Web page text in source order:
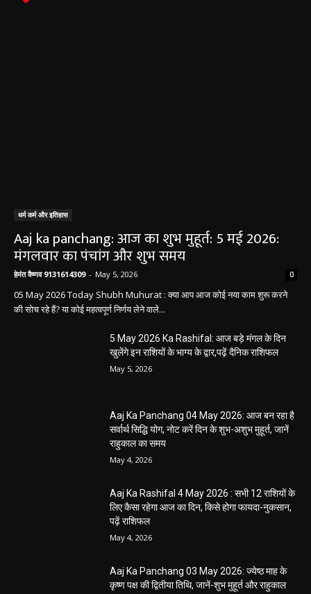
धर्म कर्म और इतिहास
Aaj ka panchang: आज का शुभ मुहूर्त: 5 मई 2026:
मंगलवार का पंचांग और शुभ समय
हेमंत वैष्णव 9131614309 - May 5, 2026 0
05 May 2026 Today Shubh Muhurat : क्या आप आज कोई नया काम शुरू करने
की सोच रहे हैं? या कोई महत्वपूर्ण निर्णय लेने वाले...
5 May 2026 Ka Rashifal: आज बड़े मंगल के दिन
खुलेंगे इन राशियों के भाग्य के द्वार,पढ़ें दैनिक राशिफल
May 5, 2026
Aaj Ka Panchang 04 May 2026: आज बन रहा है
सर्वार्थ सिद्धि योग, नोट करें दिन के शुभ-अशुभ मुहूर्त, जानें
राहुकाल का समय
May 4, 2026
Aaj Ka Rashifal 4 May 2026 : सभी 12 राशियों के
लिए कैसा रहेगा आज का दिन, किसे होगा फायदा-नुकसान,
पढ़ें राशिफल
May 4, 2026
Aaj Ka Panchang 03 May 2026: ज्येष्ठ माह के
कृष्ण पक्ष की द्वितीया तिथि, जानें-शुभ मुहूर्त और राहुकाल